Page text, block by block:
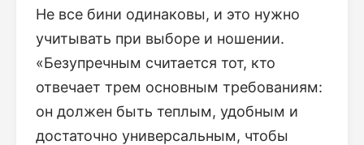
Не все бини одинаковы, и это нужно
учитывать при выборе и ношении.
«Безупречным считается тот, кто
отвечает трем основным требованиям:
он должен быть теплым, удобным и
достаточно универсальным, чтобы